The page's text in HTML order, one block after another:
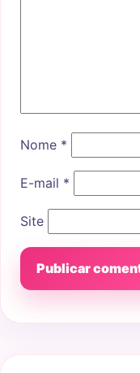
Nome *
E-mail *
Site